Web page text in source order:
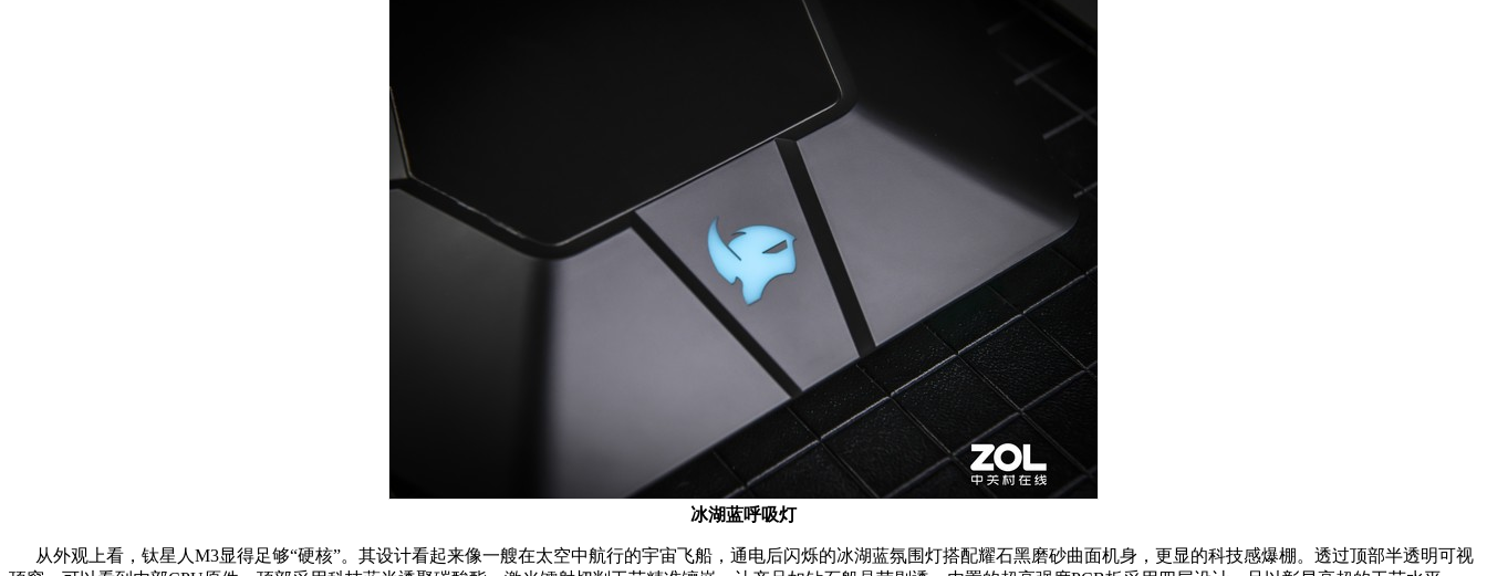
冰湖蓝呼吸灯
从外观上看，钛星人M3显得足够“硬核”。其设计看起来像一艘在太空中航行的宇宙飞船，通电后闪烁的冰湖蓝氛围灯搭配耀石黑磨砂曲面机身，更显的科技感爆棚。透过顶部半透明可视